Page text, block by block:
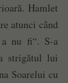
Hamlet
atunci când
nu fi“. S-a
strigătul lui
Soarelui cu